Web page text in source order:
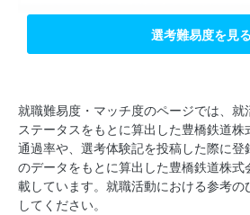
選考難易度を見る
就職難易度・マッチ度のページでは、就
ステータスをもとに算出した豊橋鉄道
通過率や、選考体験記を投稿した際に登
のデータをもとに算出した豊橋鉄道株
載しています。就職活動における参考
してください。